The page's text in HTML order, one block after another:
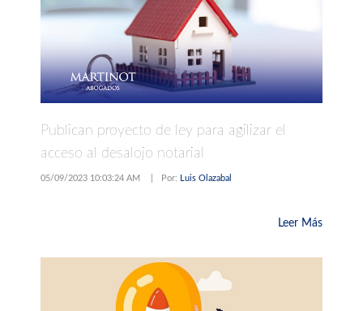
Publican proyecto de ley para agilizar el
acceso al desalojo notarial
05/09/2023 10:03:24 AM Por: Luis Olazabal
Leer Más